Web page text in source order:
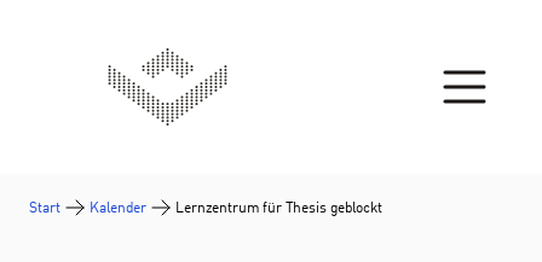
Start Kalender Lernzentrum für Thesis geblockt